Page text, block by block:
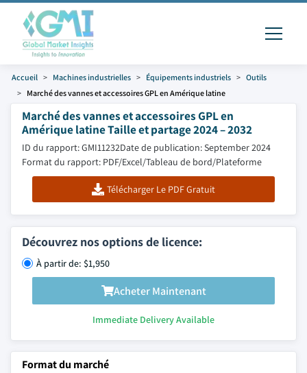
Accueil Machines industrielles Équipements industriels
Outils
Marché des vannes et accessoires GPL en Amérique latine
Marché des vannes et accessoires GPL en
Amérique latine Taille et partage 2024 – 2032
ID du rapport: GMI11232Date de publication: September 2024
Format du rapport: PDF/Excel/Tableau de bord/Plateforme
Télécharger Le PDF Gratuit
Découvrez nos options de licence:
À partir de: $1,950
Acheter Maintenant
Immediate Delivery Available
Format du marché